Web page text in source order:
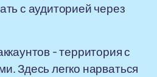
с аудиторией через
- территория с
Здесь легко нарваться